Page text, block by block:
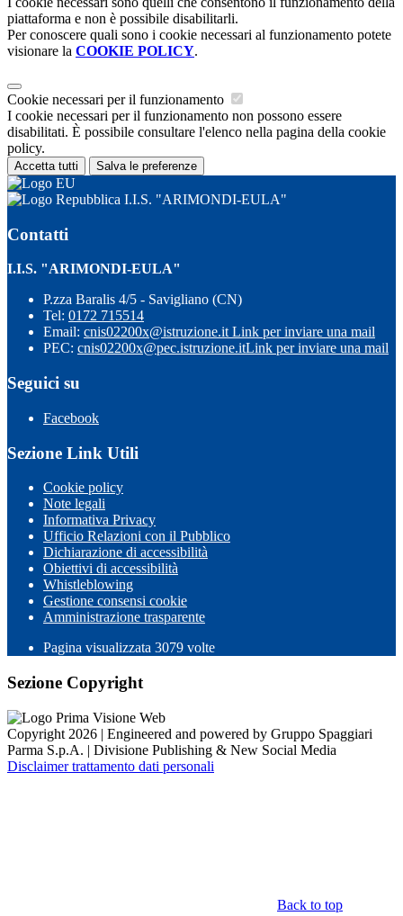
piattaforma e non è possibile disabilitarli.
Per conoscere quali sono i cookie necessari al funzionamento potete
visionare la COOKIE POLICY.
Cookie necessari per il funzionamento
I cookie necessari per il funzionamento non possono essere
disabilitati. È possibile consultare l'elenco nella pagina della cookie
policy.
Accetta tutti Salva le preferenze
I.I.S. "ARIMONDI-EULA"
Contatti
I.I.S. "ARIMONDI-EULA"
P.zza Baralis 4/5 - Savigliano (CN)
Tel: 0172 715514
Email: cnis02200x@istruzione.it Link per inviare una mail
PEC: cnis02200x@pec.istruzione.itLink per inviare una mail
Seguici su
Facebook
Sezione Link Utili
Cookie policy
Note legali
Informativa Privacy
Ufficio Relazioni con il Pubblico
Dichiarazione di accessibilità
Obiettivi di accessibilità
Whistleblowing
Gestione consensi cookie
Amministrazione trasparente
Pagina visualizzata 3079 volte
Sezione Copyright
Copyright 2026 | Engineered and powered by Gruppo Spaggiari
Parma S.p.A. | Divisione Publishing & New Social Media
Disclaimer trattamento dati personali
Back to top